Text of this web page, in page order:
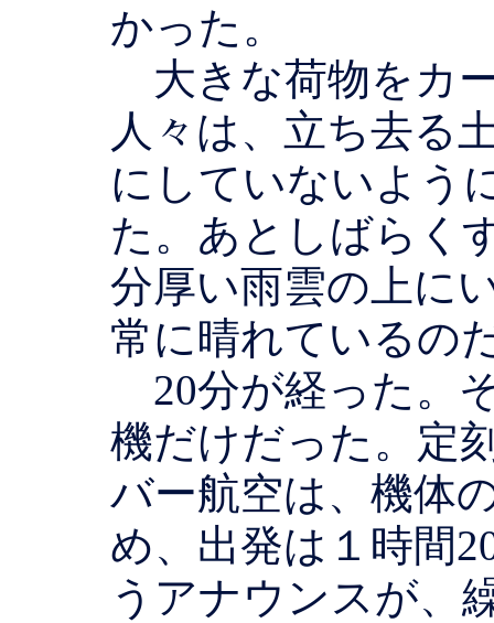
かった。
大きな荷物をカ
人々は、立ち去る
にしていないよう
た。あとしばらく
分厚い雨雲の上に
常に晴れているの
20分が経った。
機だけだった。定
バー航空は、機体
め、出発は１時間
うアナウンスが、